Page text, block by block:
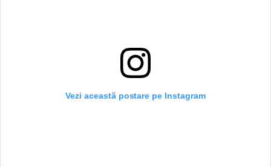
Vezi această postare pe Instagram